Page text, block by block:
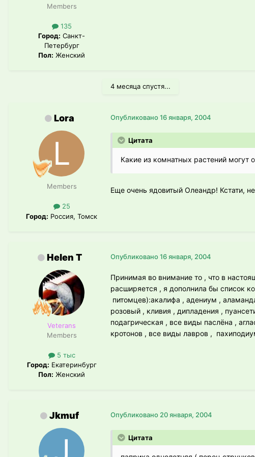
Members
135
Город: Санкт-
Петербург
Пол: Женский
4 месяца спустя...
Lora
Members
25
Город: Россия, Томск
Опубликовано16 января, 2004
Цитата
Какие из комнатных растений могут
Еще очень ядовитый Олеандр! Кстати,
Helen T
Veterans
Members
5 тыс
Город: Екатеринбург
Пол: Женский
Опубликовано16 января, 2004
Принимая во внимание то , что в
расширяется , я дополнила бы список
питомцев):акалифа , адениум ,
розовый , кливия , дипладения ,
подагрическая , все виды паслёна ,
кротонов , все виды лавров ,
Jkmuf Опубликовано 20 января, 2004
Цитата